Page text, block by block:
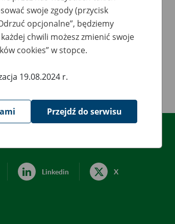
Linkedin X
swoje zgody (przycisk
opcjonalne”, będziemy
chwili możesz zmienić swoje
cookies” w stopce.
19.08.2024 r.
Przejdź do serwisu